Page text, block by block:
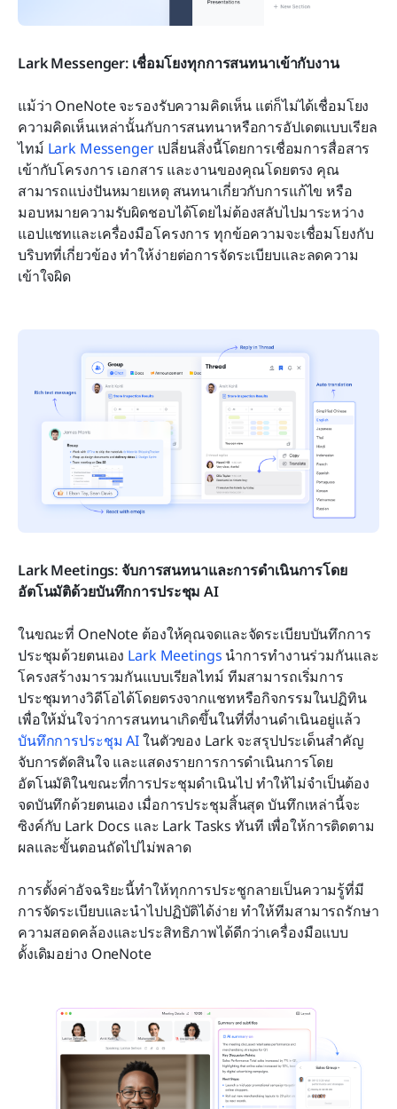
Lark Messenger: เชื่อมโยงทุกการสนทนาเข้ากับงาน
แม้ว่า OneNote จะรองรับความคิดเห็น แต่ก็ไม่ได้เชื่อมโยง
ความคิดเห็นเหล่านั้นกับการสนทนาหรือการอัปเดตแบบเรียล
ไทม์ Lark Messenger เปลี่ยนสิ่งนี้โดยการเชื่อมการสื่อสาร
เข้ากับโครงการ เอกสาร และงานของคุณโดยตรง คุณ
สามารถแบ่งปันหมายเหตุ สนทนาเกี่ยวกับการแก้ไข หรือ
มอบหมายความรับผิดชอบได้โดยไม่ต้องสลับไปมาระหว่าง
แอปแชทและเครื่องมือโครงการ ทุกข้อความจะเชื่อมโยงกับ
บริบทที่เกี่ยวข้อง ทำให้ง่ายต่อการจัดระเบียบและลดความ
เข้าใจผิด
Lark Meetings: จับการสนทนาและการดำเนินการโดย
อัตโนมัติด้วยบันทึกการประชุม AI
ในขณะที่ OneNote ต้องให้คุณจดและจัดระเบียบบันทึกการ
ประชุมด้วยตนเอง Lark Meetings นำการทำงานร่วมกันและ
โครงสร้างมารวมกันแบบเรียลไทม์ ทีมสามารถเริ่มการ
ประชุมทางวิดีโอได้โดยตรงจากแชทหรือกิจกรรมในปฏิทิน
บันทึกการประชุม AI ในตัวของ Lark จะสรุปประเด็นสำคัญ
จับการตัดสินใจ และแสดงรายการการดำเนินการโดย
อัตโนมัติในขณะที่การประชุมดำเนินไป ทำให้ไม่จำเป็นต้อง
จดบันทึกด้วยตนเอง เมื่อการประชุมสิ้นสุด บันทึกเหล่านี้จะ
ซิงค์กับ Lark Docs และ Lark Tasks ทันที เพื่อให้การติดตาม
ผลและขั้นตอนถัดไปไม่พลาด
การตั้งค่าอัจฉริยะนี้ทำให้ทุกการประชูกลายเป็นความรู้ที่มี
การจัดระเบียบและนำไปปฏิบัติได้ง่าย ทำให้ทีมสามารถรักษา
ความสอดคล้องและประสิทธิภาพได้ดีกว่าเครื่องมือแบบ
ดั้งเดิมอย่าง OneNote